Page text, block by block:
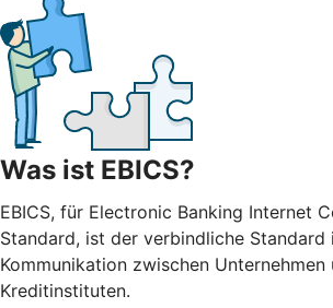
Was ist EBICS?
EBICS, für Electronic Banking Internet
Standard, ist der verbindliche Standard
Kommunikation zwischen Unternehmen
Kreditinstituten.